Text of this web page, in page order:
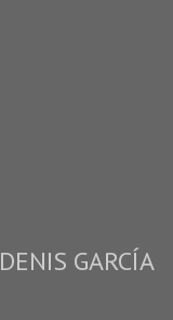
DENIS GARCÍA